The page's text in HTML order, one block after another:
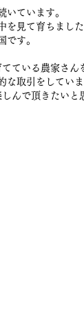
いています。
⾒て育ちました
です。
ている農家さん
取引をしていま
んで頂きたいと